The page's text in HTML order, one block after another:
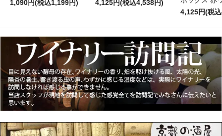
1,090円(税込1,199円)
4,125円(税込4,538円)
4,125円(税